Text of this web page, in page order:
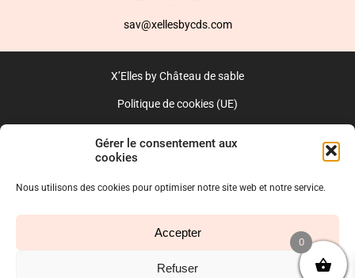
Gérer le consentement aux
cookies
Nous utilisons des cookies pour optimiser notre site web et notre service.
Accepter
Refuser
sav@xellesbycds.com
X’Elles by Château de sable
Politique de cookies (UE)
Réalisé par l’agence web :
0